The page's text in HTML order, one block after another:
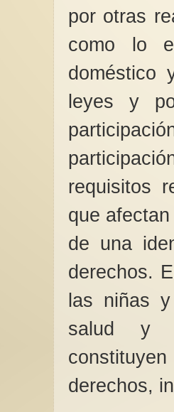
por otras
como lo
doméstico
leyes y
requisitos
que
de una
derechos.
las niñas
salud y
derechos,